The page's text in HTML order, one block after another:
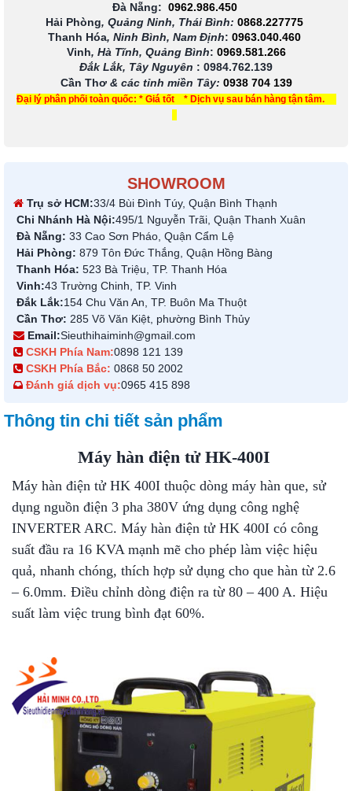
Đà Nẵng: 0962.986.450
Hải Phòng, Quảng Ninh, Thái Bình: 0868.227775
Thanh Hóa, Ninh Bình, Nam Định: 0963.040.460
Vinh, Hà Tĩnh, Quảng Bình: 0969.581.266
Đắk Lắk, Tây Nguyên : 0984.762.139
Cần Thơ & các tỉnh miền Tây: 0938 704 139
Đại lý phân phối toàn quốc: * Giá tốt * Dịch vụ sau bán hàng tận tâm.
SHOWROOM
Trụ sở HCM:33/4 Bùi Đình Túy, Quận Bình Thạnh
Chi Nhánh Hà Nội:495/1 Nguyễn Trãi, Quận Thanh Xuân
Đà Nẵng: 33 Cao Sơn Pháo, Quận Cẩm Lệ
Hải Phòng: 879 Tôn Đức Thắng, Quận Hồng Bàng
Thanh Hóa: 523 Bà Triệu, TP. Thanh Hóa
Vinh:43 Trường Chinh, TP. Vinh
Đắk Lắk:154 Chu Văn An, TP. Buôn Ma Thuột
Cần Thơ: 285 Võ Văn Kiệt, phường Bình Thủy
Email:Sieuthihaiminh@gmail.com
CSKH Phía Nam:0898 121 139
CSKH Phía Bắc: 0868 50 2002
Đánh giá dịch vụ:0965 415 898
Thông tin chi tiết sản phẩm
Máy hàn điện tử HK-400I
Máy hàn điện tử HK 400I thuộc dòng máy hàn que, sử
dụng nguồn điện 3 pha 380V ứng dụng công nghệ
INVERTER ARC. Máy hàn điện tử HK 400I có công
suất đầu ra 16 KVA mạnh mẽ cho phép làm việc hiệu
quả, nhanh chóng, thích hợp sử dụng cho que hàn từ 2.6
– 6.0mm. Điều chỉnh dòng điện ra từ 80 – 400 A. Hiệu
suất làm việc trung bình đạt 60%.